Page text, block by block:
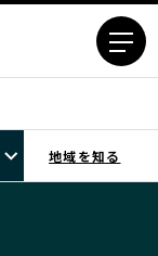
地域を知る